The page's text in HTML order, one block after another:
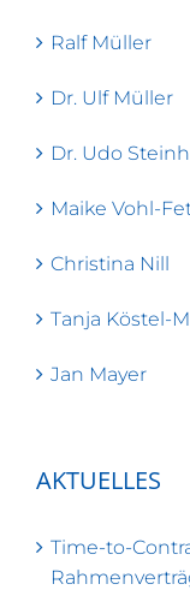
Ralf Müller
Dr. Ulf Müller
Dr. Udo
Maike Vohl-
Christina Nill
Tanja Köstel-
Jan Mayer
AKTUELLES
Time-to-